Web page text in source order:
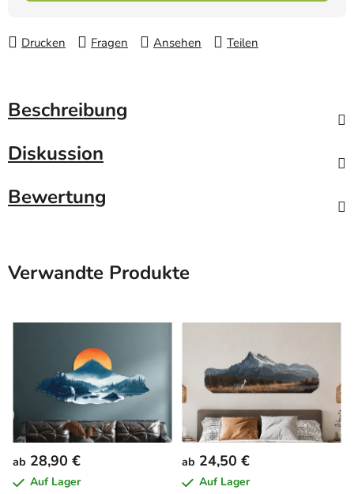
Drucken Fragen Ansehen Teilen
Beschreibung
Diskussion
Bewertung
Verwandte Produkte
ab 28,90 €
Auf Lager
ab 24,50 €
Auf Lager